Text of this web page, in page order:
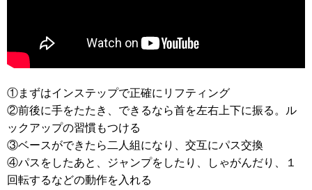
①まずはインステップで正確にリフティング
②前後に手をたたき、できるなら首を左右上下に振る。ル
ックアップの習慣もつける
③ベースができたら二人組になり、交互にパス交換
④パスをしたあと、ジャンプをしたり、しゃがんだり、１
回転するなどの動作を入れる